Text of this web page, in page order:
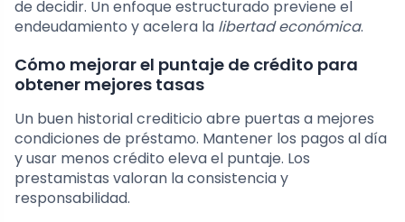
de decidir. Un enfoque estructurado previene el
endeudamiento y acelera la libertad económica.
Cómo mejorar el puntaje de crédito para
obtener mejores tasas
Un buen historial crediticio abre puertas a mejores
condiciones de préstamo. Mantener los pagos al día
y usar menos crédito eleva el puntaje. Los
prestamistas valoran la consistencia y
responsabilidad.